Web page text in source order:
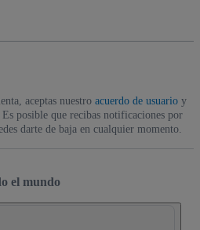
aceptas nuestro acuerdo de usuarioy
Es posible que recibas notificaciones por
darte de baja en cualquier momento.
el mundo